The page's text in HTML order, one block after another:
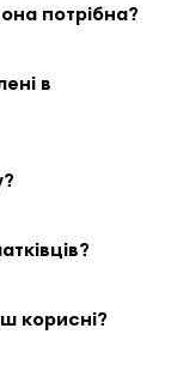
потрібна?
в
корисні?